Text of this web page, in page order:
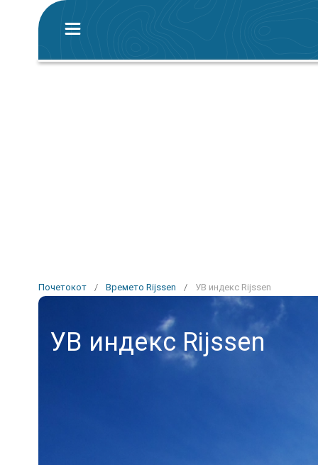
Почетокот / Времето Rijssen / УВ индекс Rijssen
УВ индекс Rijssen